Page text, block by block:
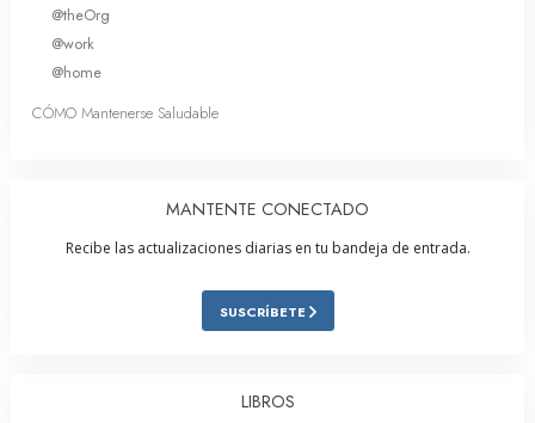
@theOrg
@work
@home
CÓMO Mantenerse Saludable
MANTENTE CONECTADO
Recibe las actualizaciones diarias en tu bandeja de entrada.
SUSCRÍBETE
LIBROS